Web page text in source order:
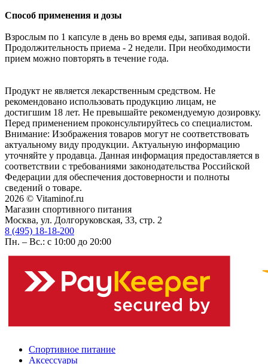
Способ применения и дозы
Взрослым по 1 капсуле в день во время еды, запивая водой.
Продолжительность приема - 2 недели. При необходимости
прием можно повторять в течение года.
Продукт не является лекарственным средством. Не
рекомендовано использовать продукцию лицам, не
достигшим 18 лет. Не превышайте рекомендуемую дозировку.
Перед применением проконсультируйтесь со специалистом.
Внимание: Изображения товаров могут не соответствовать
актуальному виду продукции. Актуальную информацию
уточняйте у продавца. Данная информация предоставляется в
соответствии с требованиями законодательства Российской
Федерации для обеспечения достоверности и полноты
сведений о товаре.
2026 © Vitaminof.ru
Магазин спортивного питания
Москва, ул. Долгоруковская, 33, стр. 2
8 (495) 18-18-200
Пн. – Вс.: с 10:00 до 20:00
Спортивное питание
Аксессуары